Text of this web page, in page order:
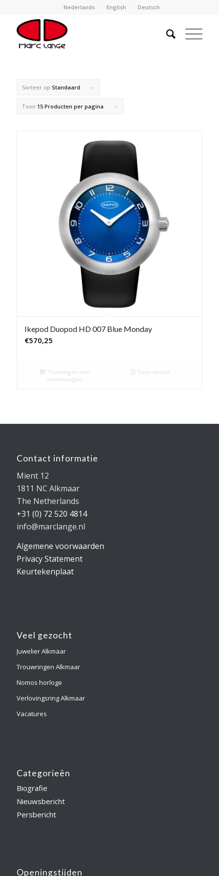
Nederlands English Deutsch
Sorteer op Standaard
Toon 15 Producten per pagina
Ikepod Duopod HD 007 Blue Monday
€570,25
Toevoegen aan
winkelwagen
Toon details
Contact informatie
Mient 12
1811 NC Alkmaar
The Netherlands
+31 (0) 72 520 4814
info@marclange.nl
Algemene voorwaarden
Privacy Statement
Keurtekenplaat
Veel gezocht
Juwelier Alkmaar
Trouwringen Alkmaar
Nomos horloge
Verlovingsring Alkmaar
Vacatures
Categorieën
Biografie
Nieuwsbericht
Persbericht
Openingstijden